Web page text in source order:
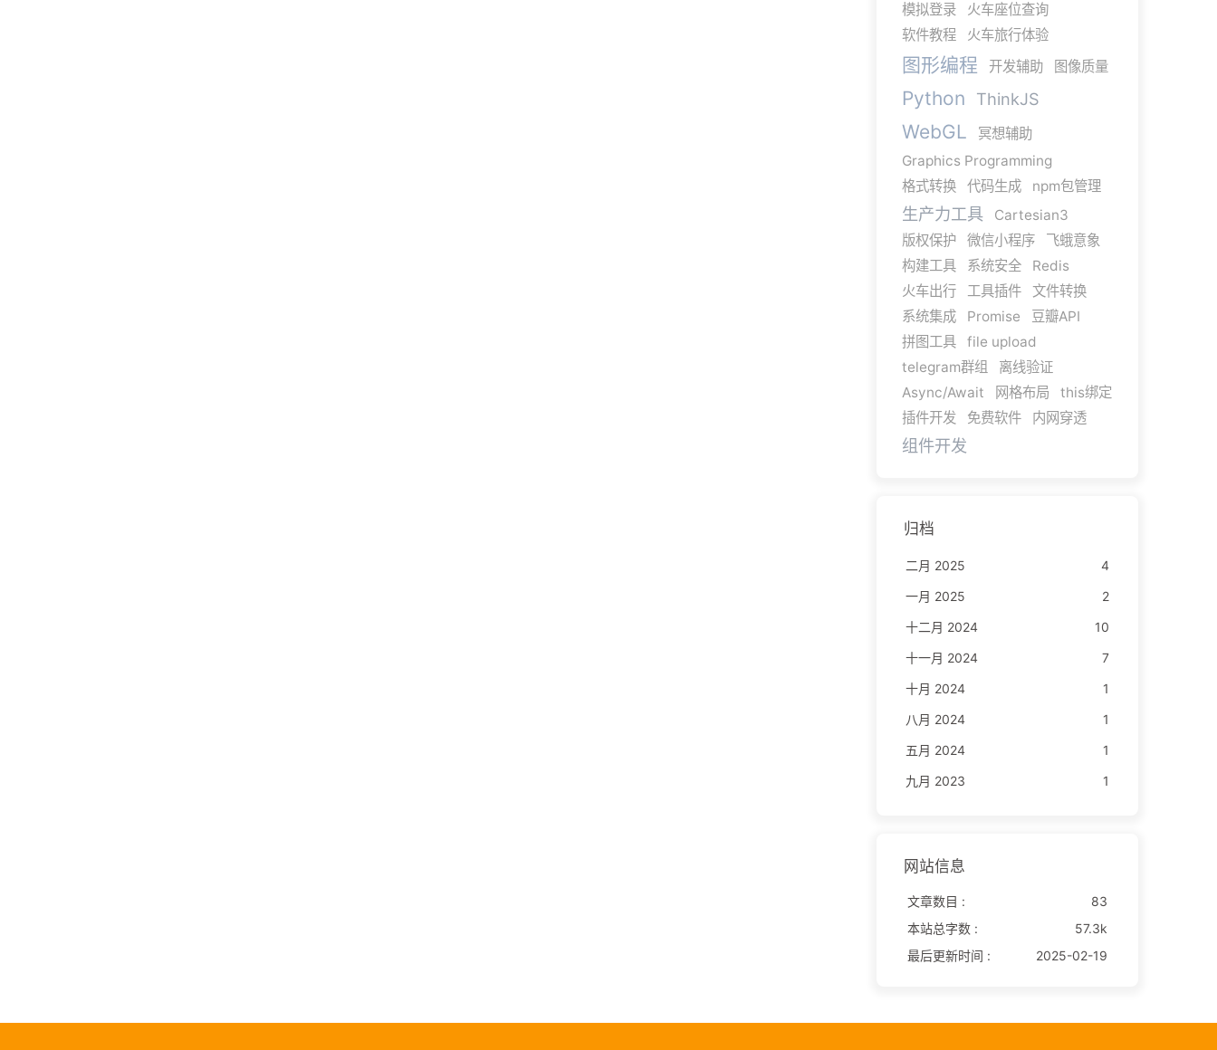
模拟登录
火车座位查询
软件教程
火车旅行体验
图形编程 开发辅助 图像质量
Python ThinkJS
WebGL
冥想辅助
Graphics Programming
格式转换
代码生成 npm包管理
生产力工具
Cartesian3
版权保护
微信小程序
飞蛾意象
构建工具
系统安全
Redis
火车出行
工具插件
文件转换
系统集成
Promise
豆瓣API
拼图工具
file upload
telegram群组
离线验证
Async/Await
网格布局
this绑定
插件开发
免费软件 内网穿透
组件开发
归档
二月 2025
4
一月 2025
2
十二月 2024
10
十一月 2024
7
十月 2024
1
八月 2024
1
五月 2024
1
九月 2023
1
网站信息
文章数目 :
83
本站总字数 :
57.3k
最后更新时间 :
2025-02-19